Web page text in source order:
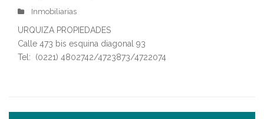
Inmobiliarias
URQUIZA PROPIEDADES
Calle 473 bis esquina diagonal 93
Tel: (0221) 4802742/4723873/4722074